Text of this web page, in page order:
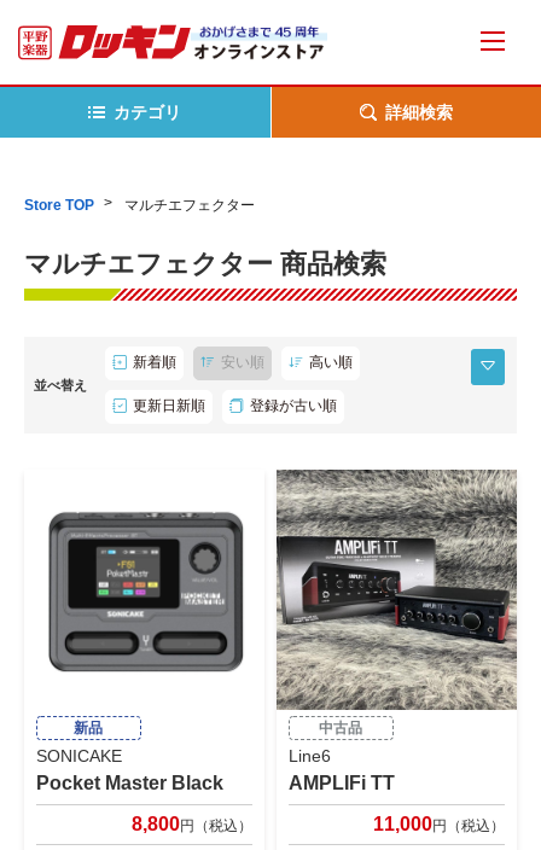
カテゴリ 詳細検索
Store TOP マルチエフェクター
マルチエフェクター 商品検索
並べ替え
新着順 安い順 高い順
更新日新順 登録が古い順
新品
SONICAKE
Pocket Master Black
8,800円（税込）
中古品
Line6
AMPLIFi TT
11,000円（税込）